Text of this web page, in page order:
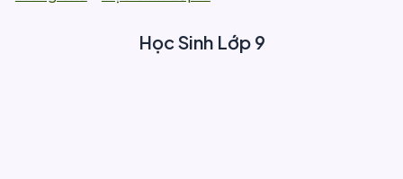
Học Sinh Lớp 9